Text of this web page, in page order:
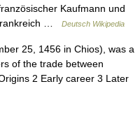
Kaufmann und
…
Deutsch Wikipedia
25, 1456 in Chios), was a
of the trade between
2 Early career 3 Later